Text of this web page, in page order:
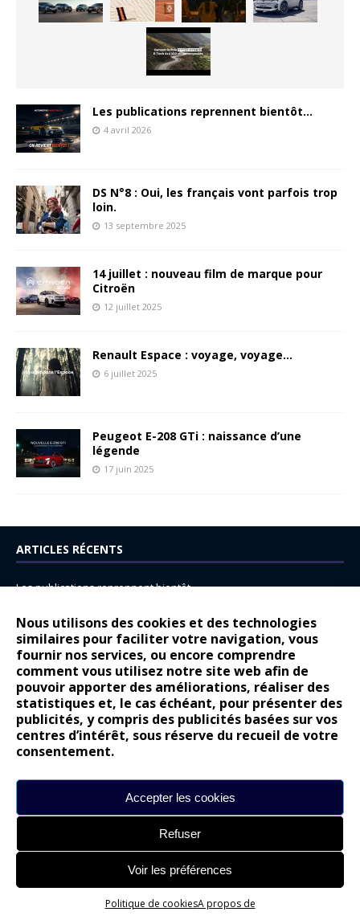
Nous utilisons des cookies et des technologies
similaires pour faciliter votre navigation, vous
fournir nos services, ou encore comprendre
comment vous utilisez notre site web afin de
pouvoir apporter des améliorations, réaliser des
statistiques et, le cas échéant, pour présenter des
publicités, y compris des publicités basées sur vos
centres d’intérêt, sous réserve du recueil de votre
consentement.
Accepter les cookies
Refuser
Voir les préférences
Politique de cookiesA propos de
Les publications reprennent bientôt…
4 avril 2026
DS N°8 : Oui, les français vont parfois trop
loin.
13 septembre 2025
14 juillet : nouveau film de marque pour
Citroën
12 juillet 2025
Renault Espace : voyage, voyage…
6 juillet 2025
Peugeot E-208 GTi : naissance d’une
légende
17 juin 2025
ARTICLES RÉCENTS
Les publications reprennent bientôt…
14 juillet : nouveau film de marque pour Citroën
Renault Espace : voyage, voyage…
Peugeot E-208 GTi : naissance d’une légende
COMMENTAIRES RÉCENTS
Bernard Dardartdans
Gilly
gyo
Lancia Ypsilon : naturellement envoûtante ?
Site réalisé parAlexandre Hamed